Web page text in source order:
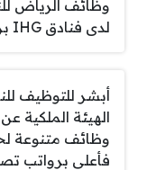
وظائف الرياض
لدى فنادق IHG برواتب عالية
أبشر للتوظيف
الهيئة الملكية
وظائف متنوعة
فأعلى برواتب